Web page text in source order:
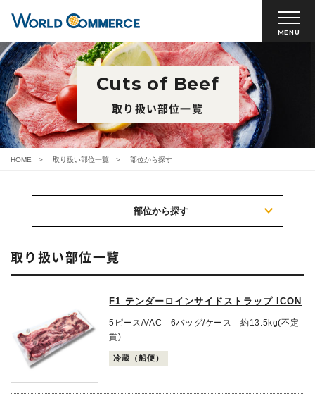
MENU
Cuts of Beef
取り扱い部位一覧
HOME 取り扱い部位一覧 部位から探す
部位から探す
取り扱い部位一覧
F1 テンダーロインサイドストラップ ICON
5ピース/VAC 6バッグ/ケース 約13.5kg(不定
貫)
冷蔵（船便）